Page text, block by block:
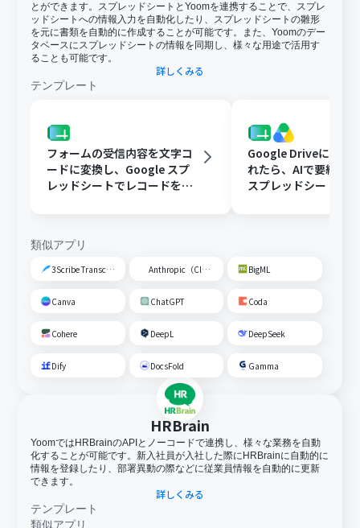
とができます。スプレッドシートとYoomを連携することで、スプレ
ッドシートへの情報入力を自動化したり、スプレッドシートの雛形
を元に書類を自動的に作成することが可能です。また、Yoomのデー
タベースにスプレッドシートの情報を同期し、様々な用途で活用す
ることも可能です。
詳しくみる
テンプレート
フォームの受信内容を文字コ
ードに変換し、Google スプ
レッドシートでレコードを追
Google Driveに文書
れたら、AIで要約し
スプレッドシートの
類似アプリ
3Scribe Transcription Anthropic（Claude） BigML
Canva ChatGPT Coda
Cohere DeepL DeepSeek
Dify DocsFold Gamma
HRBrain
YoomではHRBrainのAPIとノーコードで連携し、様々な業務を自動
化することが可能です。新入社員が入社した際にHRBrainに自動的に
情報を登録したり、部署異動の際などに従業員情報を自動的に更新
できます。
詳しくみる
テンプレート
類似アプリ